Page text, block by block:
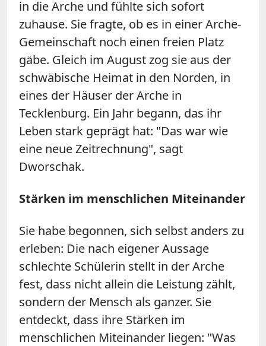
in die Arche und fühlte sich sofort
zuhause. Sie fragte, ob es in einer Arche-
Gemeinschaft noch einen freien Platz
gäbe. Gleich im August zog sie aus der
schwäbische Heimat in den Norden, in
eines der Häuser der Arche in
Tecklenburg. Ein Jahr begann, das ihr
Leben stark geprägt hat: "Das war wie
eine neue Zeitrechnung", sagt
Dworschak.
Stärken im menschlichen Miteinander
Sie habe begonnen, sich selbst anders zu
erleben: Die nach eigener Aussage
schlechte Schülerin stellt in der Arche
fest, dass nicht allein die Leistung zählt,
sondern der Mensch als ganzer. Sie
entdeckt, dass ihre Stärken im
menschlichen Miteinander liegen: "Was